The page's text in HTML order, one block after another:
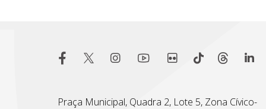
Praça Municipal, Quadra 2, Lote 5, Zona Cívico-